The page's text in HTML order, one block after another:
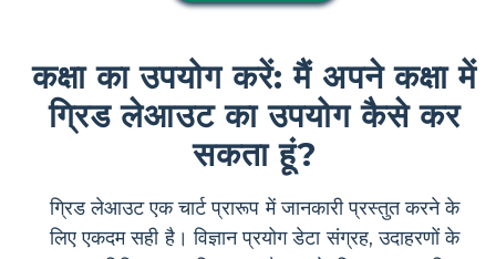
कक्षा का उपयोग करें: मैं अपने कक्षा में
ग्रिड लेआउट का उपयोग कैसे कर
सकता हूं?
ग्रिड लेआउट एक चार्ट प्रारूप में जानकारी प्रस्तुत करने के
लिए एकदम सही है। विज्ञान प्रयोग डेटा संग्रह, उदाहरणों के